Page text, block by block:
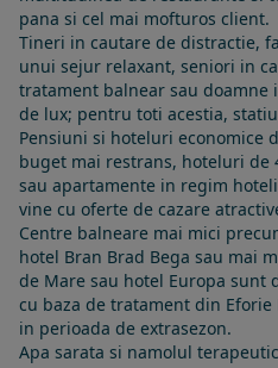
pana si cel mai mofturos client.
Tineri in cautare de distractie,
unui sejur relaxant, seniori in
tratament balnear sau doamne
de lux; pentru toti acestia,
Pensiuni si hoteluri economice
buget mai restrans, hoteluri
sau apartamente in regim
vine cu oferte de cazare
Centre balneare mai mici
hotel Bran Brad Bega sau mai
de Mare sau hotel Europa sunt
cu baza de tratament din
in perioada de extrasezon.
Apa sarata si namolul